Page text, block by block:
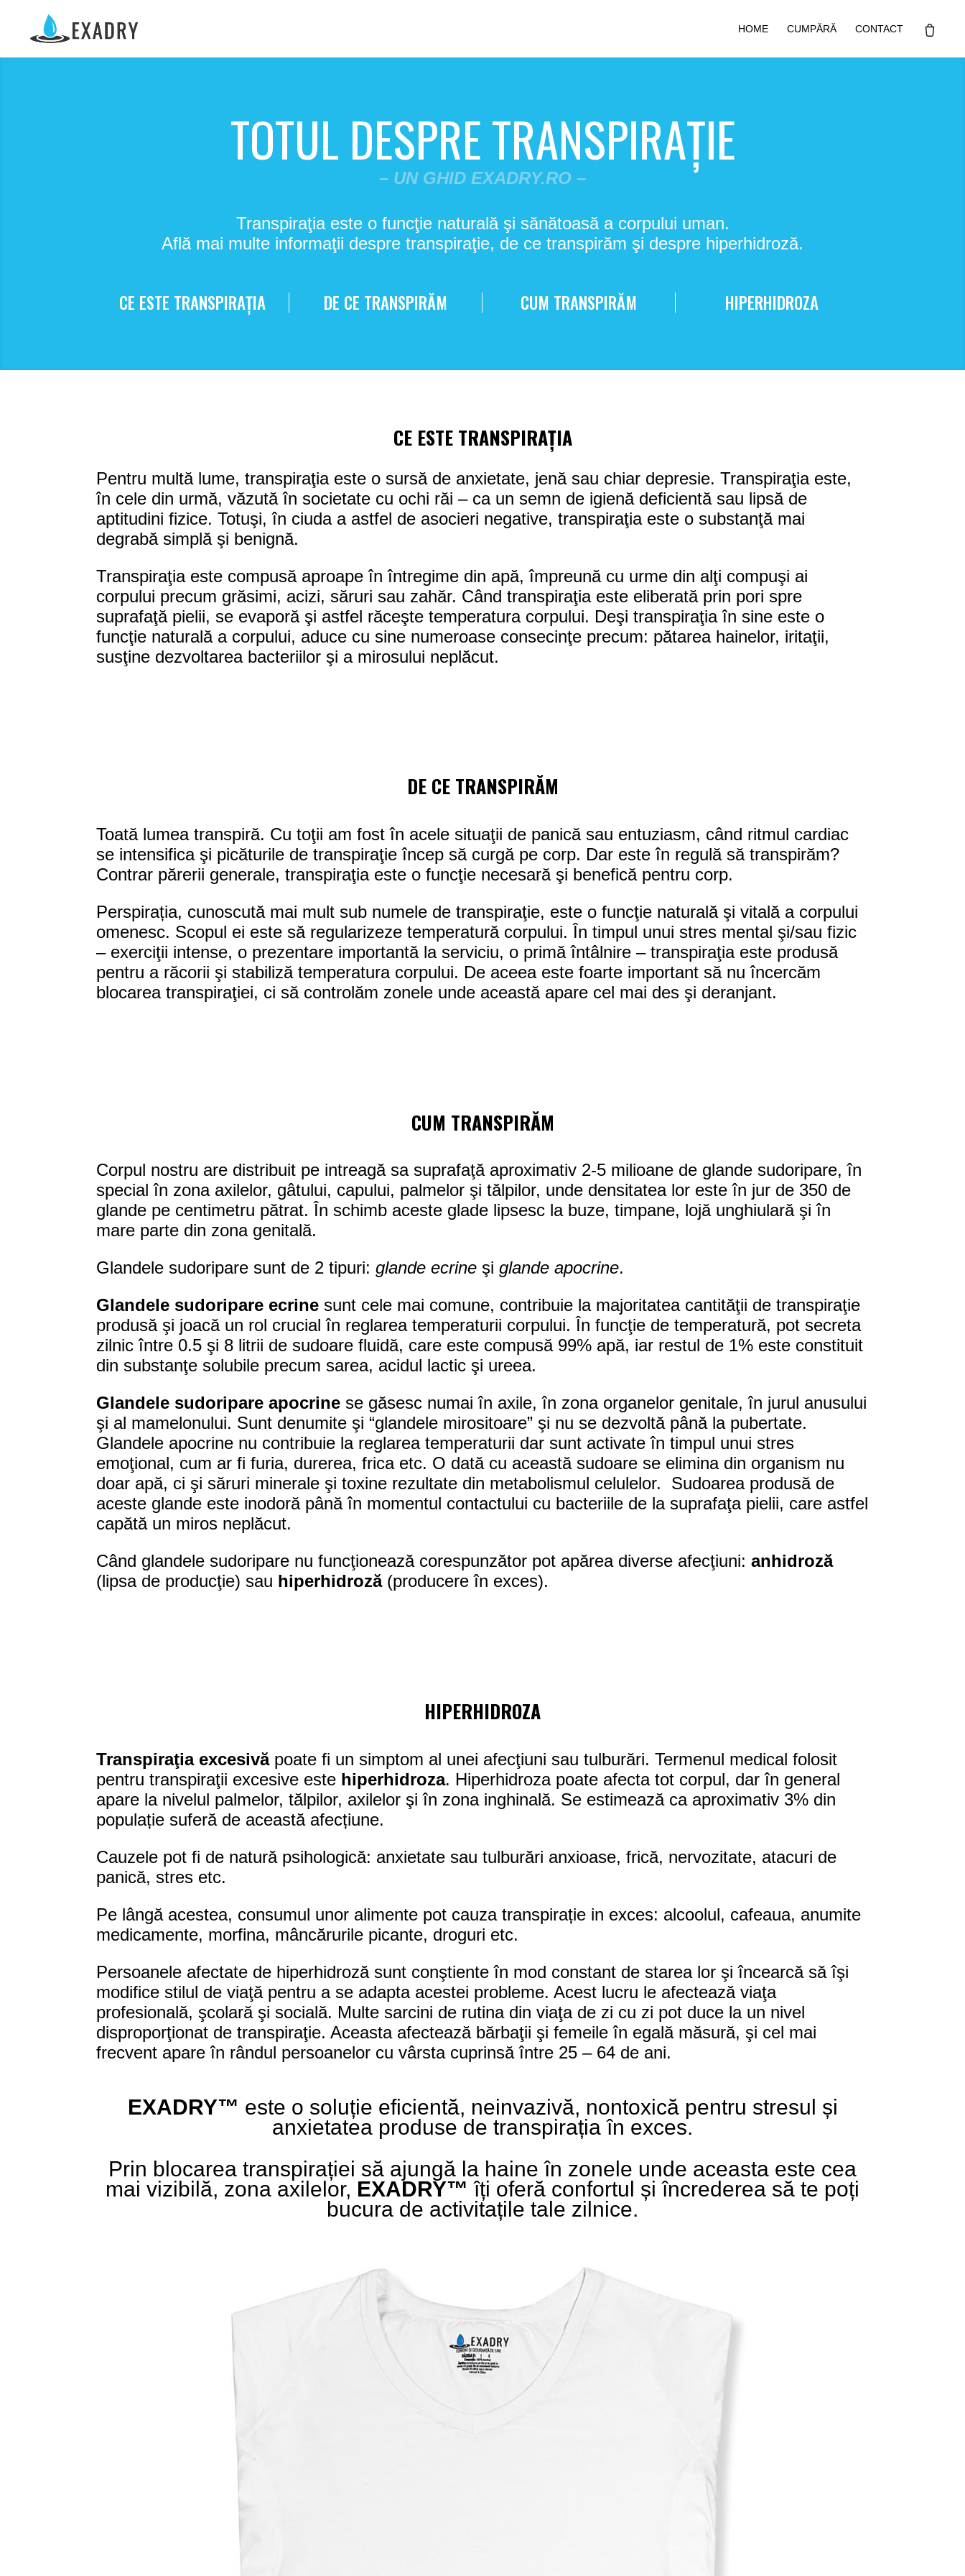
HOME CUMPĂRĂ CONTACT
TOTUL DESPRE TRANSPIRAŢIE
– UN GHID EXADRY.RO –
Transpiraţia este o funcţie naturală şi sănătoasă a corpului uman.
Află mai multe informaţii despre transpiraţie, de ce transpirăm şi despre hiperhidroză.
CE ESTE TRANSPIRAȚIA DE CE TRANSPIRĂM CUM TRANSPIRĂM HIPERHIDROZA
CE ESTE TRANSPIRAȚIA
Pentru multă lume, transpiraţia este o sursă de anxietate, jenă sau chiar depresie. Transpiraţia este,
în cele din urmă, văzută în societate cu ochi răi – ca un semn de igienă deficientă sau lipsă de
aptitudini fizice. Totuşi, în ciuda a astfel de asocieri negative, transpiraţia este o substanţă mai
degrabă simplă şi benignă.
Transpiraţia este compusă aproape în întregime din apă, împreună cu urme din alţi compuşi ai
corpului precum grăsimi, acizi, săruri sau zahăr. Când transpiraţia este eliberată prin pori spre
suprafaţă pielii, se evaporă şi astfel răceşte temperatura corpului. Deşi transpiraţia în sine este o
funcţie naturală a corpului, aduce cu sine numeroase consecinţe precum: pătarea hainelor, iritaţii,
susţine dezvoltarea bacteriilor şi a mirosului neplăcut.
DE CE TRANSPIRĂM
Toată lumea transpiră. Cu toţii am fost în acele situaţii de panică sau entuziasm, când ritmul cardiac
se intensifica şi picăturile de transpiraţie încep să curgă pe corp. Dar este în regulă să transpirăm?
Contrar părerii generale, transpiraţia este o funcţie necesară şi benefică pentru corp.
Perspirația, cunoscută mai mult sub numele de transpiraţie, este o funcţie naturală şi vitală a corpului
omenesc. Scopul ei este să regularizeze temperatură corpului. În timpul unui stres mental şi/sau fizic
– exerciţii intense, o prezentare importantă la serviciu, o primă întâlnire – transpiraţia este produsă
pentru a răcorii şi stabiliză temperatura corpului. De aceea este foarte important să nu încercăm
blocarea transpiraţiei, ci să controlăm zonele unde această apare cel mai des şi deranjant.
CUM TRANSPIRĂM
Corpul nostru are distribuit pe intreagă sa suprafaţă aproximativ 2-5 milioane de glande sudoripare, în
special în zona axilelor, gâtului, capului, palmelor şi tălpilor, unde densitatea lor este în jur de 350 de
glande pe centimetru pătrat. În schimb aceste glade lipsesc la buze, timpane, lojă unghiulară şi în
mare parte din zona genitală.
Glandele sudoripare sunt de 2 tipuri:glande ecrine şiglande apocrine.
Glandele sudoripare ecrine sunt cele mai comune, contribuie la majoritatea cantităţii de transpiraţie
produsă şi joacă un rol crucial în reglarea temperaturii corpului. În funcţie de temperatură, pot secreta
zilnic între 0.5 şi 8 litrii de sudoare fluidă, care este compusă 99% apă, iar restul de 1% este constituit
din substanţe solubile precum sarea, acidul lactic şi ureea.
Glandele sudoripare apocrine se găsesc numai în axile, în zona organelor genitale, în jurul anusului
şi al mamelonului. Sunt denumite şi “glandele mirositoare” şi nu se dezvoltă până la pubertate.
Glandele apocrine nu contribuie la reglarea temperaturii dar sunt activate în timpul unui stres
emoţional, cum ar fi furia, durerea, frica etc. O dată cu această sudoare se elimina din organism nu
doar apă, ci şi săruri minerale şi toxine rezultate din metabolismul celulelor. Sudoarea produsă de
aceste glande este inodoră până în momentul contactului cu bacteriile de la suprafaţa pielii, care astfel
capătă un miros neplăcut.
Când glandele sudoripare nu funcţionează corespunzător pot apărea diverse afecţiuni:anhidroză
(lipsa de producţie) sau hiperhidroză(producere în exces).
HIPERHIDROZA
Transpiraţia excesivăpoate fi un simptom al unei afecţiuni sau tulburări. Termenul medical folosit
pentru transpiraţii excesive este hiperhidroza. Hiperhidroza poate afecta tot corpul, dar în general
apare la nivelul palmelor, tălpilor, axilelor şi în zona inghinală. Se estimează ca aproximativ 3% din
populație suferă de această afecțiune.
Cauzele pot fi de natură psihologică: anxietate sau tulburări anxioase, frică, nervozitate, atacuri de
panică, stres etc.
Pe lângă acestea, consumul unor alimente pot cauza transpirație in exces: alcoolul, cafeaua, anumite
medicamente, morfina, mâncărurile picante, droguri etc.
Persoanele afectate de hiperhidroză sunt conştiente în mod constant de starea lor şi încearcă să îşi
modifice stilul de viaţă pentru a se adapta acestei probleme. Acest lucru le afectează viaţa
profesională, şcolară şi socială. Multe sarcini de rutina din viaţa de zi cu zi pot duce la un nivel
disproporţionat de transpiraţie. Aceasta afectează bărbaţii şi femeile în egală măsură, şi cel mai
frecvent apare în rândul persoanelor cu vârsta cuprinsă între 25 – 64 de ani.
EXADRY™ este o soluție eficientă, neinvazivă, nontoxică pentru stresul și
anxietatea produse de transpirația în exces.
Prin blocarea transpirației să ajungă la haine în zonele unde aceasta este cea
mai vizibilă, zona axilelor, EXADRY™ îți oferă confortul și încrederea să te poți
bucura de activitațile tale zilnice.